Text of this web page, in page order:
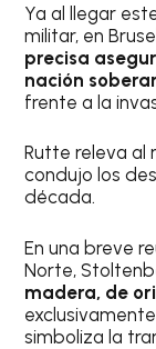
Ya al llegar
militar, en
precisa
nación
frente a la
Rutte releva al
condujo los
década.
En una breve
Norte,
madera, de
simboliza la